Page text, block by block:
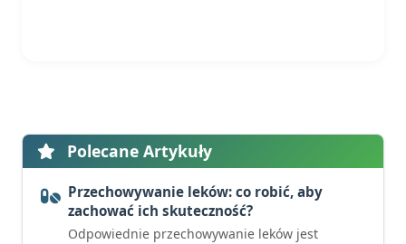
Polecane Artykuły
Przechowywanie leków: co robić, aby
zachować ich skuteczność?
Odpowiednie przechowywanie leków jest